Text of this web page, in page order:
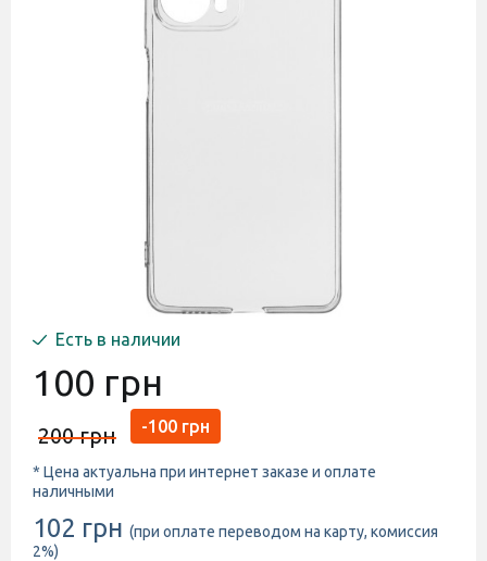
Есть в наличии
100 грн
200 грн -100 грн
* Цена актуальна при интернет заказе и оплате
наличными
102 грн (при оплате переводом на карту, комиссия
2%)